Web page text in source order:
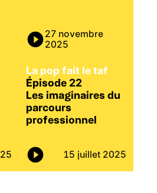
27 novembre
2025
La pop fait le taf
Épisode 22
Les imaginaires du
parcours
professionnel
15 juillet 2025